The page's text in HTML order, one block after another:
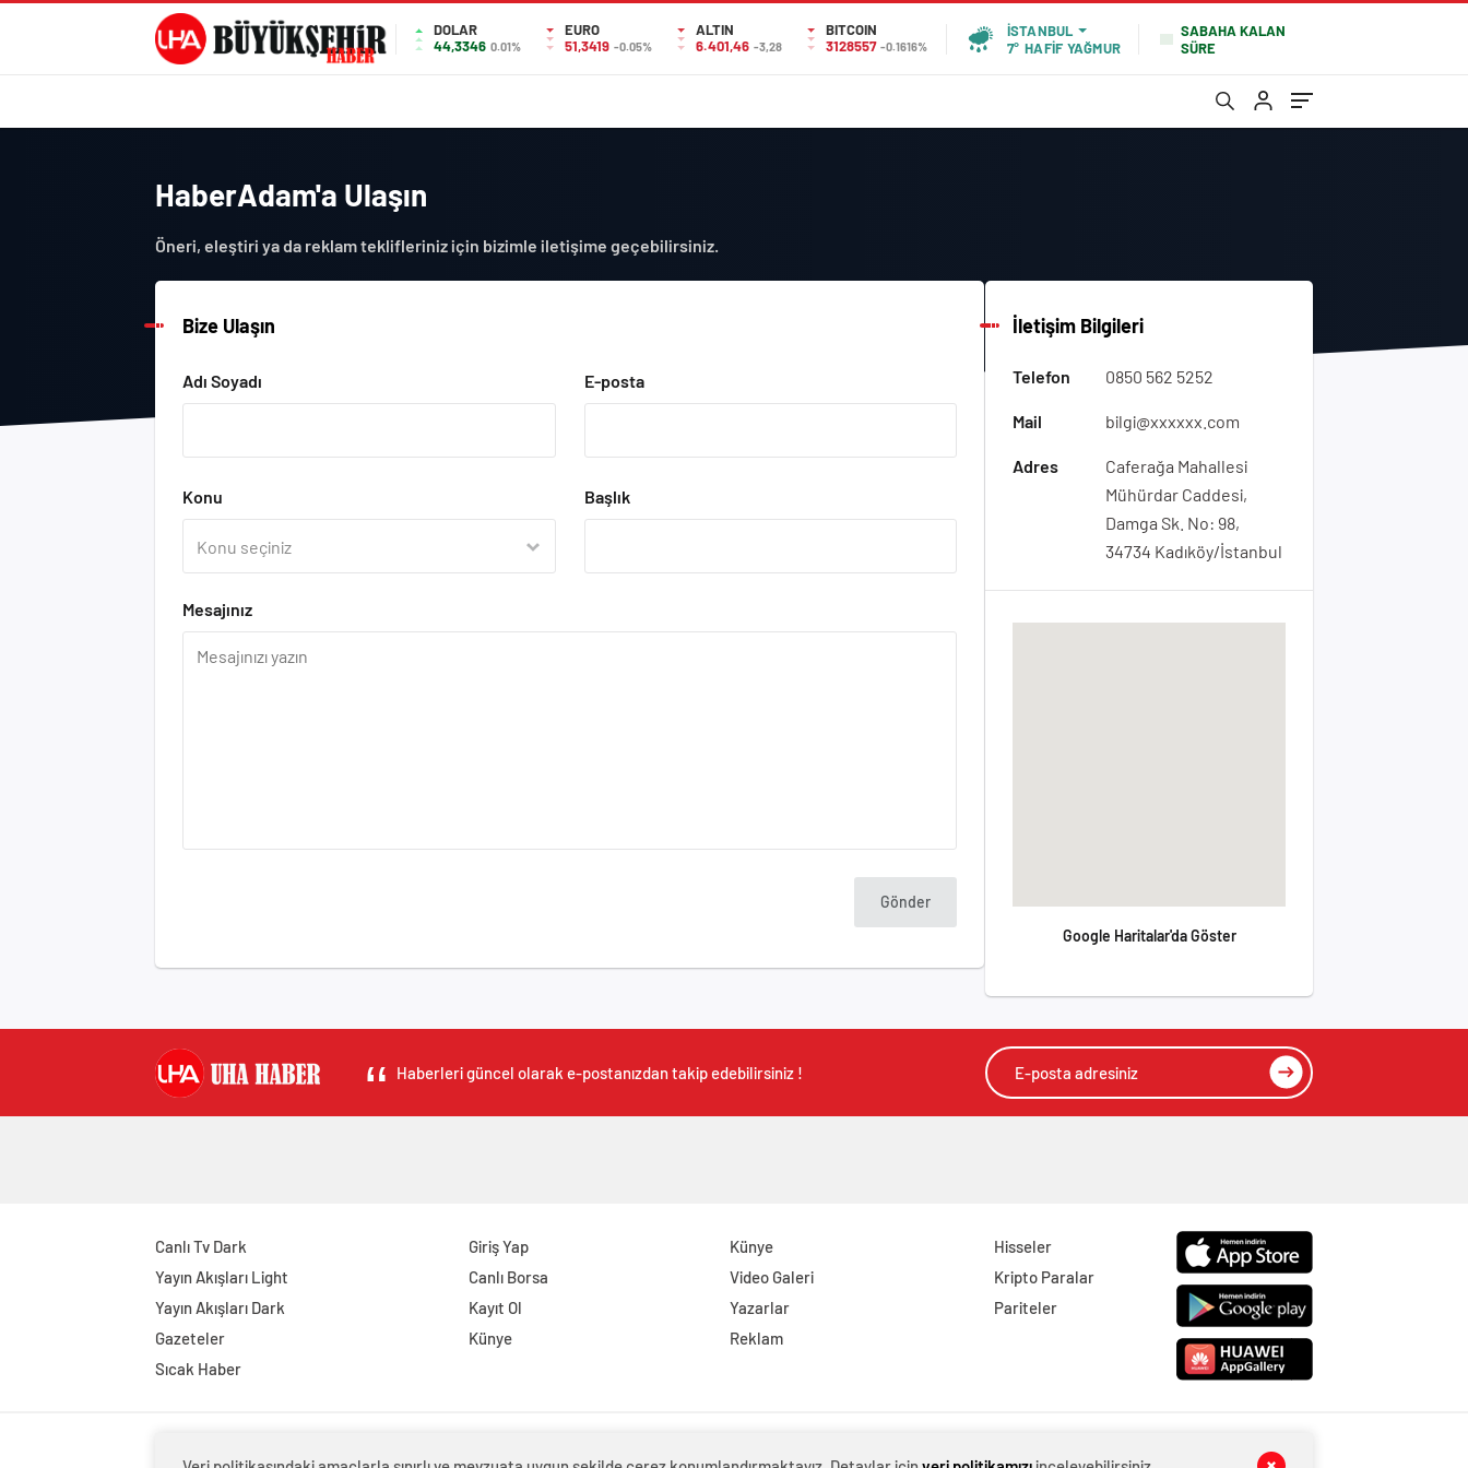
DOLAR
44,3346 0.01%
EURO
51,3419 -0.05%
ALTIN
6.401,46 -3,28
BITCOIN
3128557 -0.1616%
İSTANBUL
7° HAFİF YAĞMUR
SABAHA KALAN
SÜRE
HaberAdam'a Ulaşın
Öneri, eleştiri ya da reklam teklifleriniz için bizimle iletişime geçebilirsiniz.
Bize Ulaşın
Adı Soyadı E-posta
Konu Başlık
Mesajınız
İletişim Bilgileri
Telefon 0850 562 5252
Mail bilgi@xxxxxx.com
Adres
Caferağa Mahallesi
Mühürdar Caddesi,
Damga Sk. No: 98,
34734 Kadıköy/İstanbul
Google Haritalar'da Göster
Haberleri güncel olarak e-postanızdan takip edebilirsiniz !
Canlı Tv Dark
Yayın Akışları Light
Yayın Akışları Dark
Gazeteler
Sıcak Haber
Giriş Yap
Canlı Borsa
Kayıt Ol
Künye
Künye
Video Galeri
Yazarlar
Reklam
Hisseler
Kripto Paralar
Pariteler